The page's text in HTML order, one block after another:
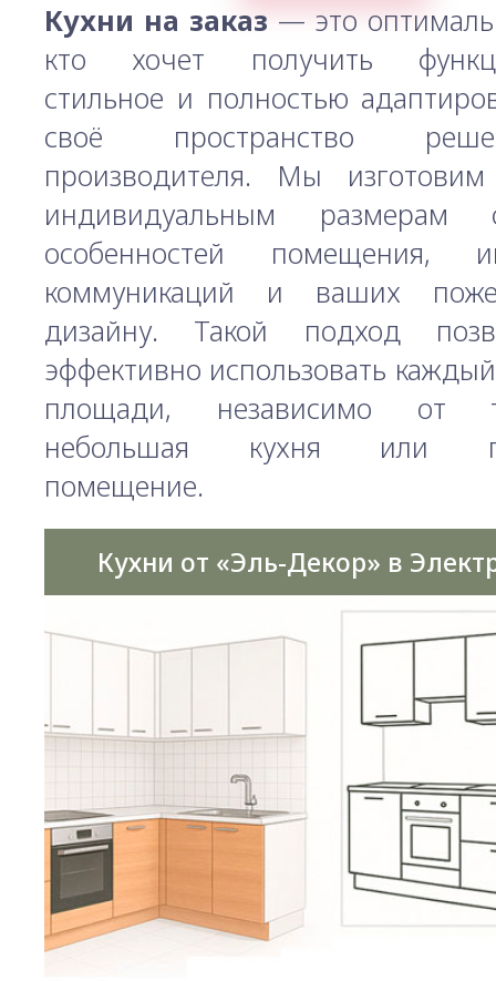
Кухни на заказ— это
кто хочет получить
стильное и полностью
своё пространство
производителя. Мы
индивидуальным
особенностей помещения,
коммуникаций и ваших
дизайну. Такой подход
эффективно использовать
площади, независимо от
небольшая кухня или
помещение.
Кухни от «Эль-Декор» в